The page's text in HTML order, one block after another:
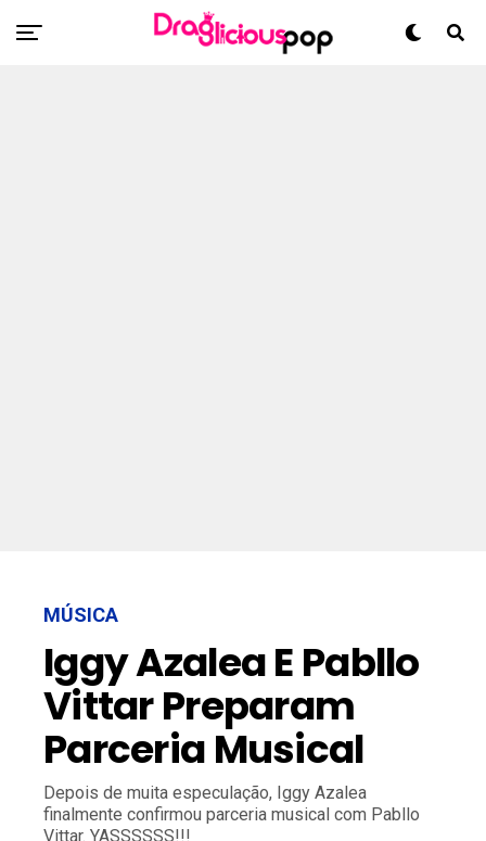
MÚSICA
Iggy Azalea E Pabllo
Vittar Preparam
Parceria Musical
Depois de muita especulação, Iggy Azalea
finalmente confirmou parceria musical com Pabllo
Vittar. YASSSSSS!!!